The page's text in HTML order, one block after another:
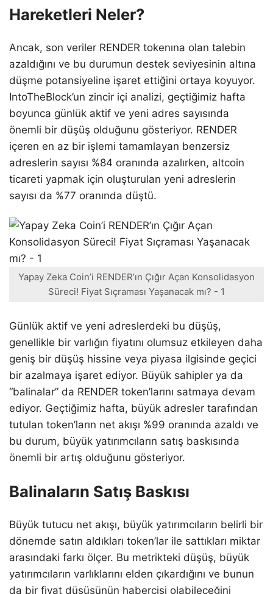
Hareketleri Neler?
Ancak, son veriler RENDER tokenına olan talebin
azaldığını ve bu durumun destek seviyesinin altına
düşme potansiyeline işaret ettiğini ortaya koyuyor.
IntoTheBlock’un zincir içi analizi, geçtiğimiz hafta
boyunca günlük aktif ve yeni adres sayısında
önemli bir düşüş olduğunu gösteriyor. RENDER
içeren en az bir işlemi tamamlayan benzersiz
adreslerin sayısı %84 oranında azalırken, altcoin
ticareti yapmak için oluşturulan yeni adreslerin
sayısı da %77 oranında düştü.
Yapay Zeka Coin’i RENDER’ın Çığır Açan Konsolidasyon
Süreci! Fiyat Sıçraması Yaşanacak mı? - 1
Günlük aktif ve yeni adreslerdeki bu düşüş,
genellikle bir varlığın fiyatını olumsuz etkileyen daha
geniş bir düşüş hissine veya piyasa ilgisinde geçici
bir azalmaya işaret ediyor. Büyük sahipler ya da
“balinalar” da RENDER token’larını satmaya devam
ediyor. Geçtiğimiz hafta, büyük adresler tarafından
tutulan token’ların net akışı %99 oranında azaldı ve
bu durum, büyük yatırımcıların satış baskısında
önemli bir artış olduğunu gösteriyor.
Balinaların Satış Baskısı
Büyük tutucu net akışı, büyük yatırımcıların belirli bir
dönemde satın aldıkları token’lar ile sattıkları miktar
arasındaki farkı ölçer. Bu metrikteki düşüş, büyük
yatırımcıların varlıklarını elden çıkardığını ve bunun
da bir fiyat düşüşünün habercisi olabileceğini